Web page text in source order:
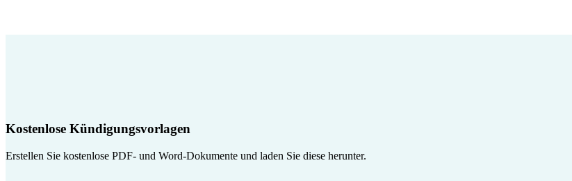
Kostenlose Kündigungsvorlagen
Erstellen Sie kostenlose PDF- und Word-Dokumente und laden Sie diese herunter.